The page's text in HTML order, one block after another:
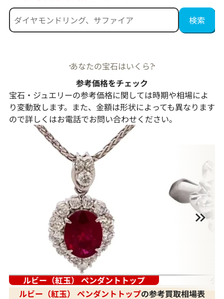
あなたの宝石はいくら?
参考価格をチェック
宝石・ジュエリーの参考価格に関しては時期や相場によ
り変動致します。また、金額は形状によっても異なります
ので詳しくはお電話でお問い合わせください。
ルビー（紅玉） ペンダントトップ
ルビー（紅玉） ペンダントトップの参考買取相場表